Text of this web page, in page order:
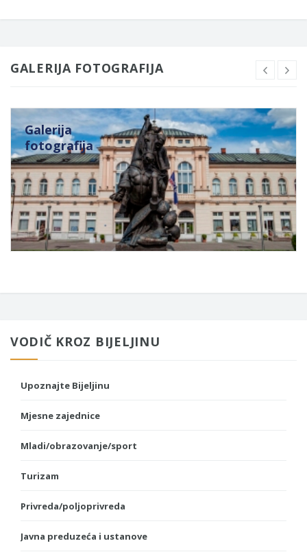
GALERIJA FOTOGRAFIJA
Galerija
fotografija
VODIČ KROZ BIJELJINU
Upoznajte Bijeljinu
Mjesne zajednice
Mladi/obrazovanje/sport
Turizam
Privreda/poljoprivreda
Javna preduzeća i ustanove